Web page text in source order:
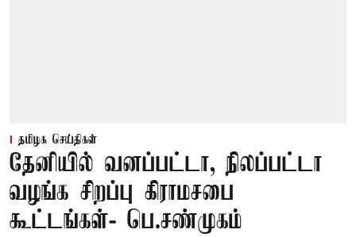
தமிழக செய்திகள்
தேனியில் வனப்பட்டா, நிலப்பட்டா
வழங்க சிறப்பு கிராமசபை
கூட்டங்கள்- பெ.சண்முகம்